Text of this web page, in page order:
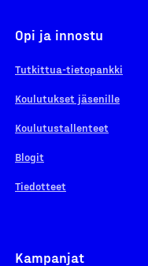
Opi ja innostu
Tutkittua-tietopankki
Koulutukset jäsenille
Koulutustallenteet
Blogit
Tiedotteet
Kampanjat